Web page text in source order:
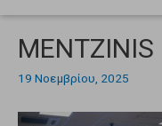
MENTZINIS
19 Νοεμβρίου, 2025